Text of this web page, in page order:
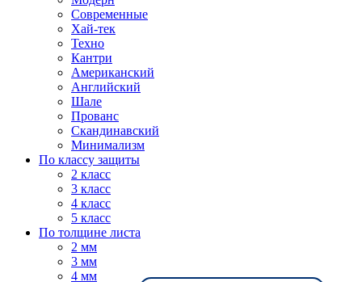
Современные
Хай-тек
Техно
Кантри
Американский
Английский
Шале
Прованс
Скандинавский
Минимализм
По классу защиты
2 класс
3 класс
4 класс
5 класс
По толщине листа
2 мм
3 мм
4 мм